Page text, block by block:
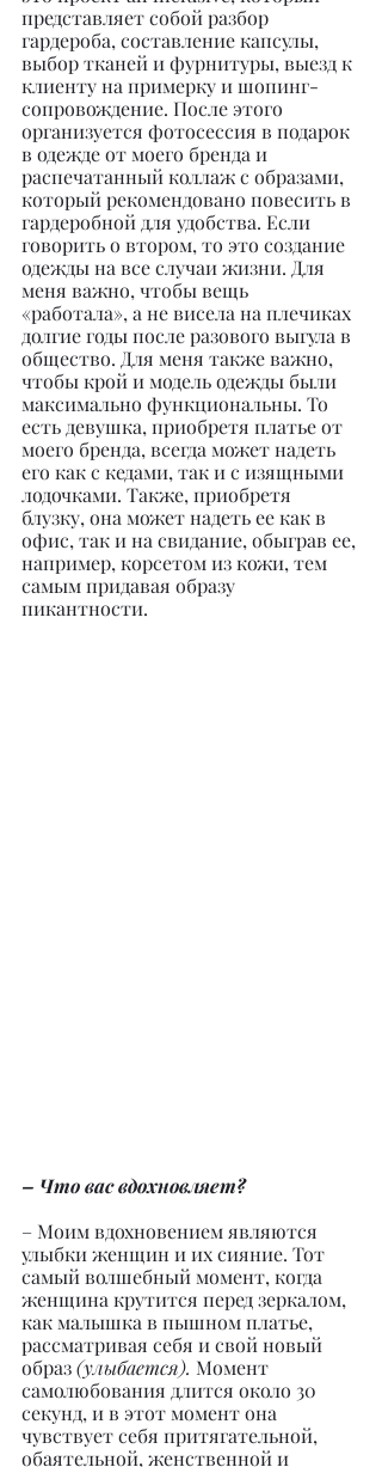
представляет собой разбор
гардероба, составление капсулы,
выбор тканей и фурнитуры, выезд к
клиенту на примерку и шопинг-
сопровождение. После этого
организуется фотосессия в подарок
в одежде от моего бренда и
распечатанный коллаж с образами,
который рекомендовано повесить в
гардеробной для удобства. Если
говорить о втором, то это создание
одежды на все случаи жизни. Для
меня важно, чтобы вещь
«работала», а не висела на плечиках
долгие годы после разового выгула в
общество. Для меня также важно,
чтобы крой и модель одежды были
максимально функциональны. То
есть девушка, приобретя платье от
моего бренда, всегда может надеть
его как с кедами, так и с изящными
лодочками. Также, приобретя
блузку, она может надеть ее как в
офис, так и на свидание, обыграв ее,
например, корсетом из кожи, тем
самым придавая образу
пикантности.
– Что вас вдохновляет?
– Моим вдохновением являются
улыбки женщин и их сияние. Тот
самый волшебный момент, когда
женщина крутится перед зеркалом,
как малышка в пышном платье,
рассматривая себя и свой новый
образ (улыбается). Момент
самолюбования длится около 30
секунд, и в этот момент она
чувствует себя притягательной,
обаятельной, женственной и